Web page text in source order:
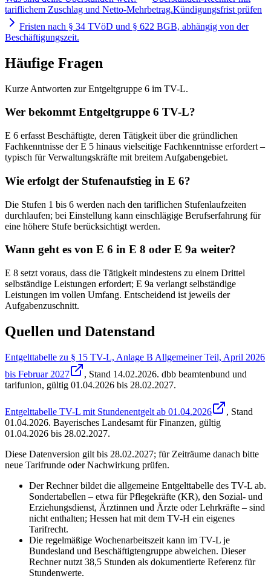
tariflichem Zuschlag und Netto-Mehrbetrag.Kündigungsfrist prüfen
Fristen nach § 34 TVöD und § 622 BGB, abhängig von der
Beschäftigungszeit.
Häufige Fragen
Kurze Antworten zur Entgeltgruppe 6 im TV-L.
Wer bekommt Entgeltgruppe 6 TV-L?
E 6 erfasst Beschäftigte, deren Tätigkeit über die gründlichen
Fachkenntnisse der E 5 hinaus vielseitige Fachkenntnisse erfordert –
typisch für Verwaltungskräfte mit breitem Aufgabengebiet.
Wie erfolgt der Stufenaufstieg in E 6?
Die Stufen 1 bis 6 werden nach den tariflichen Stufenlaufzeiten
durchlaufen; bei Einstellung kann einschlägige Berufserfahrung für
eine höhere Stufe berücksichtigt werden.
Wann geht es von E 6 in E 8 oder E 9a weiter?
E 8 setzt voraus, dass die Tätigkeit mindestens zu einem Drittel
selbständige Leistungen erfordert; E 9a verlangt selbständige
Leistungen im vollen Umfang. Entscheidend ist jeweils der
Aufgabenzuschnitt.
Quellen und Datenstand
Entgelttabelle zu § 15 TV-L, Anlage B Allgemeiner Teil, April 2026
bis Februar 2027
, Stand 14.02.2026. dbb beamtenbund und
tarifunion, gültig 01.04.2026 bis 28.02.2027.
Entgelttabelle TV-L mit Stundenentgelt ab 01.04.2026
, Stand
01.04.2026. Bayerisches Landesamt für Finanzen, gültig
01.04.2026 bis 28.02.2027.
Diese Datenversion gilt bis 28.02.2027; für Zeiträume danach bitte
neue Tarifrunde oder Nachwirkung prüfen.
Der Rechner bildet die allgemeine Entgelttabelle des TV-L ab.
Sondertabellen – etwa für Pflegekräfte (KR), den Sozial- und
Erziehungsdienst, Ärztinnen und Ärzte oder Lehrkräfte – sind
nicht enthalten; Hessen hat mit dem TV-H ein eigenes
Tarifrecht.
Die regelmäßige Wochenarbeitszeit kann im TV-L je
Bundesland und Beschäftigtengruppe abweichen. Dieser
Rechner nutzt 38,5 Stunden als dokumentierte Referenz für
Stundenwerte.